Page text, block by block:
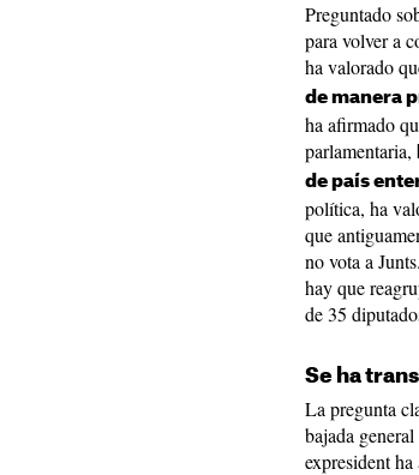
Preguntado
para volver a
ha valorado
de manera
ha afirmado
parlamentaria,
de país
política, ha
que
no vota a
hay que
de 35
Se ha
La pregunta
bajada
expresident